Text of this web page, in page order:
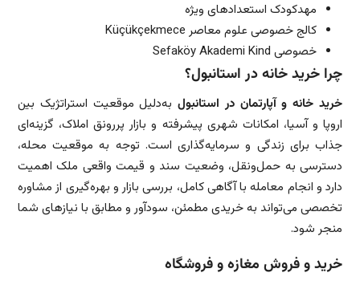
مهدکودک استعدادهای ویژه
کالج خصوصی علوم معاصر Küçükçekmece
خصوصی Sefaköy Akademi Kind
چرا خرید خانه در استانبول؟
خرید خانه و آپارتمان در استانبولبه‌دلیل موقعیت استراتژیک بین
اروپا و آسیا، امکانات شهری پیشرفته و بازار پررونق املاک، گزینه‌ای
جذاب برای زندگی و سرمایه‌گذاری است. توجه به موقعیت محله،
دسترسی به حمل‌ونقل، وضعیت سند و قیمت واقعی ملک اهمیت
دارد و انجام معامله با آگاهی کامل، بررسی بازار و بهره‌گیری از مشاوره
تخصصی می‌تواند به خریدی مطمئن، سودآور و مطابق با نیازهای شما
منجر شود.
خرید و فروش مغازه و فروشگاه